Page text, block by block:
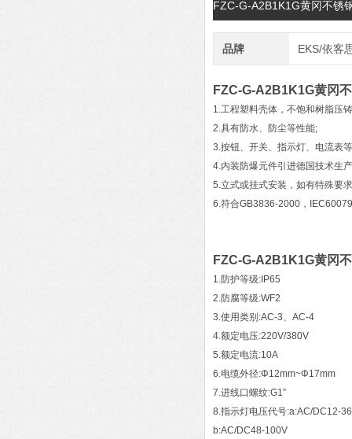
FZC-G-A2B1K1G黄冈不锈
品牌 EKS/依客
FZC-G-A2B1K1G黄冈
1.工程塑料壳体，不饱和树脂压
2.具有防水、防尘等性能;
3.按钮、开关、指示灯、电流表
4.内装防爆元件引进德国技术生
5.立式或挂式安装，如有特殊要
6.符合GB3836-2000，
FZC-G-A2B1K1G黄冈
1.防护等级:IP65
2.防腐等级:WF2
3.使用类别:AC-3、AC-4
4.额定电压:220V/380V
5.额定电流:10A
6.电缆外径:Φ12mm~Φ17mm
7.进线口螺纹:G1”
8.指示灯电压代号:a:AC/DC12-
b:AC/DC48-100V